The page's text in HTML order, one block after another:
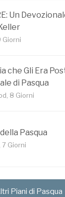
Un
Giorni
che Gli Era
di Pasqua
8 Giorni
Pasqua
7 Giorni
Piani di Pasqua